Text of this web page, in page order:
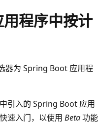
程序中按计
器为 Spring Boot 应用程
中引入的 Spring Boot 应用
速入门，以使用 Beta功能